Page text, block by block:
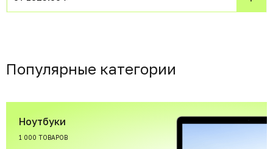
Популярные категории
Ноутбуки
1 000 ТОВАРОВ